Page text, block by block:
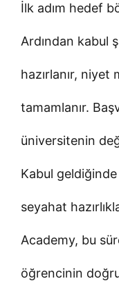
İlk adım hedef
Ardından kabul
hazırlanır,
tamamlanır.
üniversitenin
Kabul
seyahat
Academy, bu
öğrencinin